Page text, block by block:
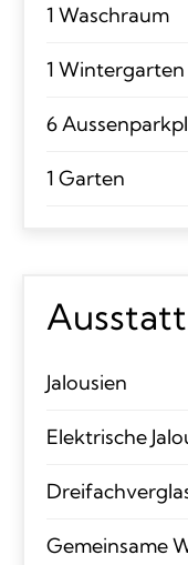
1 Waschraum
1 Wintergarten
6
1 Garten
Jalousien
Elektrische
Gemeinsame